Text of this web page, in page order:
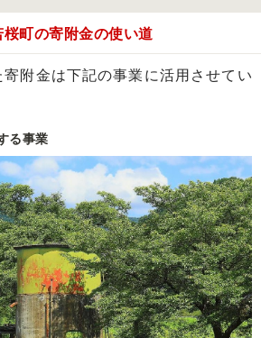
桜町の寄附金の使い道
附金は下記の事業に活用させてい
る事業